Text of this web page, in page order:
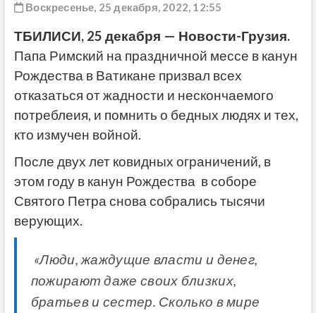
Воскресенье, 25 декабря, 2022, 12:55
ТБИЛИСИ, 25 декабря — Новости-Грузия.
Папа Римский на праздничной мессе в канун
Рождества в Ватикане призвал всех
отказаться от жадности и нескончаемого
потреблеия, и помнить о бедных людях и тех,
кто измучен войной.
После двух лет ковидных ограничений, в
этом году в канун Рождества в соборе
Святого Петра снова собрались тысячи
верующих.
«Люди, жаждущие власти и денег,
пожирают даже своих близких,
братьев и сестер. Сколько в мире